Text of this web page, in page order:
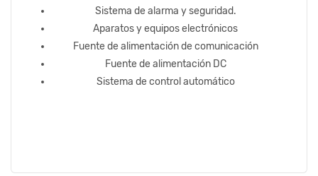
Sistema de alarma y seguridad.
Aparatos y equipos electrónicos
Fuente de alimentación de comunicación
Fuente de alimentación DC
Sistema de control automático